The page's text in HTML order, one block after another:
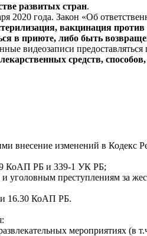
развитых стран.
2020 года. Закон «Об
вакцинация
в приюте, либо быть
видеозаписи
средств,
внесение изменений в
КоАП РБ и 339-1 УК РБ;
преступлениям за
и 16.30 КоАП РБ.
мероприятиях (в